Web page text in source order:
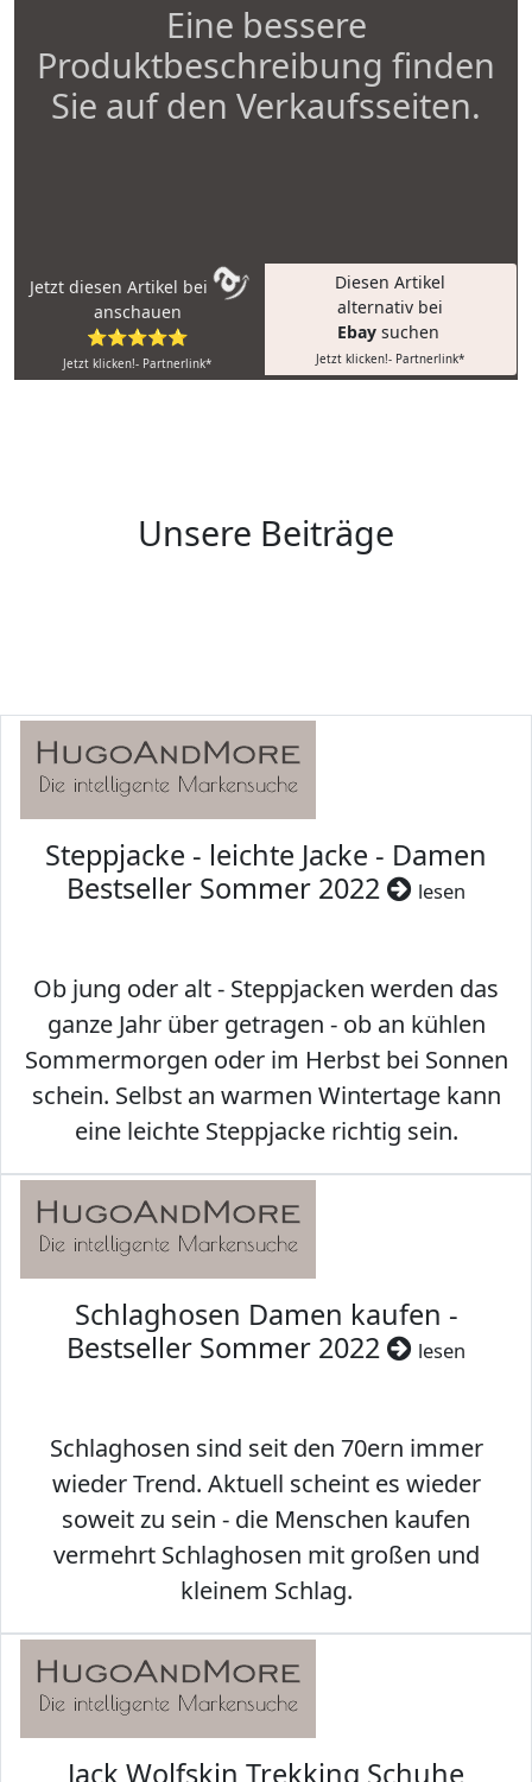
Eine bessere
Produktbeschreibung finden
Sie auf den Verkaufsseiten.
Jetzt diesen Artikel bei
anschauen
⭐⭐⭐⭐⭐
Jetzt klicken!- Partnerlink*
Diesen Artikel
alternativ bei
Ebay suchen
Jetzt klicken!- Partnerlink*
Unsere Beiträge
Steppjacke - leichte Jacke - Damen
Bestseller Sommer 2022
lesen
Ob jung oder alt - Steppjacken werden das
ganze Jahr über getragen - ob an kühlen
Sommermorgen oder im Herbst bei Sonnen
schein. Selbst an warmen Wintertage kann
eine leichte Steppjacke richtig sein.
Schlaghosen Damen kaufen -
Bestseller Sommer 2022
lesen
Schlaghosen sind seit den 70ern immer
wieder Trend. Aktuell scheint es wieder
soweit zu sein - die Menschen kaufen
vermehrt Schlaghosen mit großen und
kleinem Schlag.
Jack Wolfskin Trekking Schuhe